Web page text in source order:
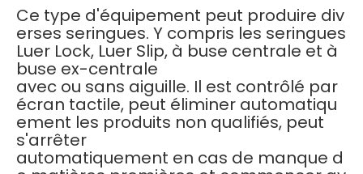
Ce type d'équipement peut produire div
erses seringues. Y compris les seringues
Luer Lock, Luer Slip, à buse centrale et à
buse ex-centrale
avec ou sans aiguille. Il est contrôlé par
écran tactile, peut éliminer automatiqu
ement les produits non qualifiés, peut
s'arrêter
automatiquement en cas de manque d